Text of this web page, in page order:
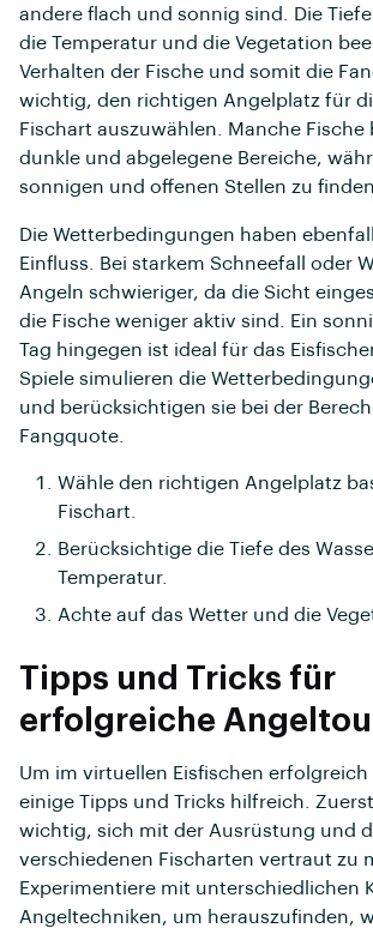
andere flach und sonnig sind. Die Tiefe
die Temperatur und die Vegetation
Verhalten der Fische und somit die
wichtig, den richtigen Angelplatz für
Fischart auszuwählen. Manche Fische
dunkle und abgelegene Bereiche,
sonnigen und offenen Stellen zu
Die Wetterbedingungen haben
Einfluss. Bei starkem Schneefall oder
Angeln schwieriger, da die Sicht
die Fische weniger aktiv sind. Ein
Tag hingegen ist ideal für das
Spiele simulieren die
und berücksichtigen sie bei der
Fangquote.
Wähle den richtigen Angelplatz
Fischart.
Berücksichtige die Tiefe des
Temperatur.
Achte auf das Wetter und die
Tipps und Tricks für
erfolgreiche
Um im virtuellen Eisfischen erfolgreich
einige Tipps und Tricks hilfreich.
wichtig, sich mit der Ausrüstung und
verschiedenen Fischarten vertraut zu
Experimentiere mit unterschiedlichen
Angeltechniken, um herauszufinden,